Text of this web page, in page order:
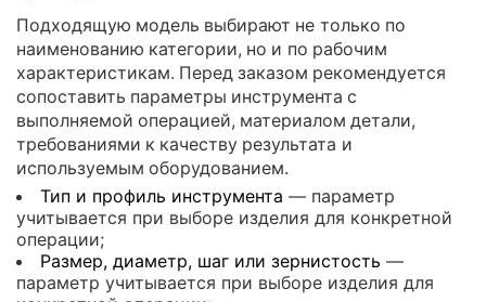
Подходящую модель выбирают не только по
наименованию категории, но и по рабочим
характеристикам. Перед заказом рекомендуется
сопоставить параметры инструмента с
выполняемой операцией, материалом детали,
требованиями к качеству результата и
используемым оборудованием.
Тип и профиль инструмента — параметр
учитывается при выборе изделия для конкретной
операции;
Размер, диаметр, шаг или зернистость —
параметр учитывается при выборе изделия для